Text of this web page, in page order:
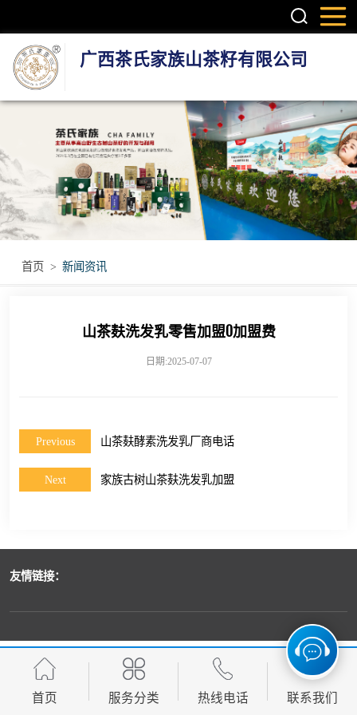
广西茶氏家族山茶籽有限公司
首页 > 新闻资讯
山茶麸洗发乳零售加盟0加盟费
日期:2025-07-07
Previous 山茶麸酵素洗发乳厂商电话
Next 家族古树山茶麸洗发乳加盟
友情链接：
首页 服务分类 热线电话 联系我们
护肤系列产品
疼痛调理产品
无烟艾灸产品
瑶浴瑶茶产品